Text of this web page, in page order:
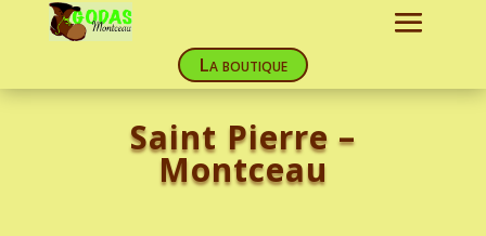
La boutique
Saint Pierre –
Montceau